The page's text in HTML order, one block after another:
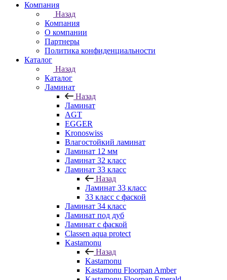
Компания
Назад
Компания
О компании
Партнеры
Политика конфиденциальности
Каталог
Назад
Каталог
Ламинат
Назад
Ламинат
AGT
EGGER
Kronoswiss
Влагостойкий ламинат
Ламинат 12 мм
Ламинат 32 класс
Ламинат 33 класс
Назад
Ламинат 33 класс
33 класс с фаской
Ламинат 34 класс
Ламинат под дуб
Ламинат с фаской
Classen aqua protect
Kastamonu
Назад
Kastamonu
Kastamonu Floorpan Amber